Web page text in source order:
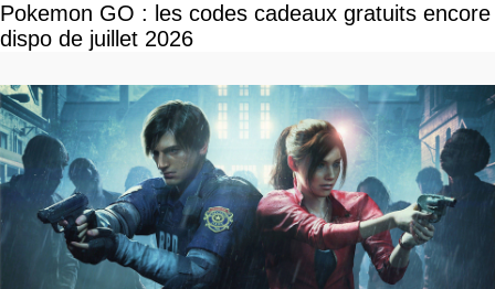
Pokemon GO : les codes cadeaux gratuits encore
dispo de juillet 2026